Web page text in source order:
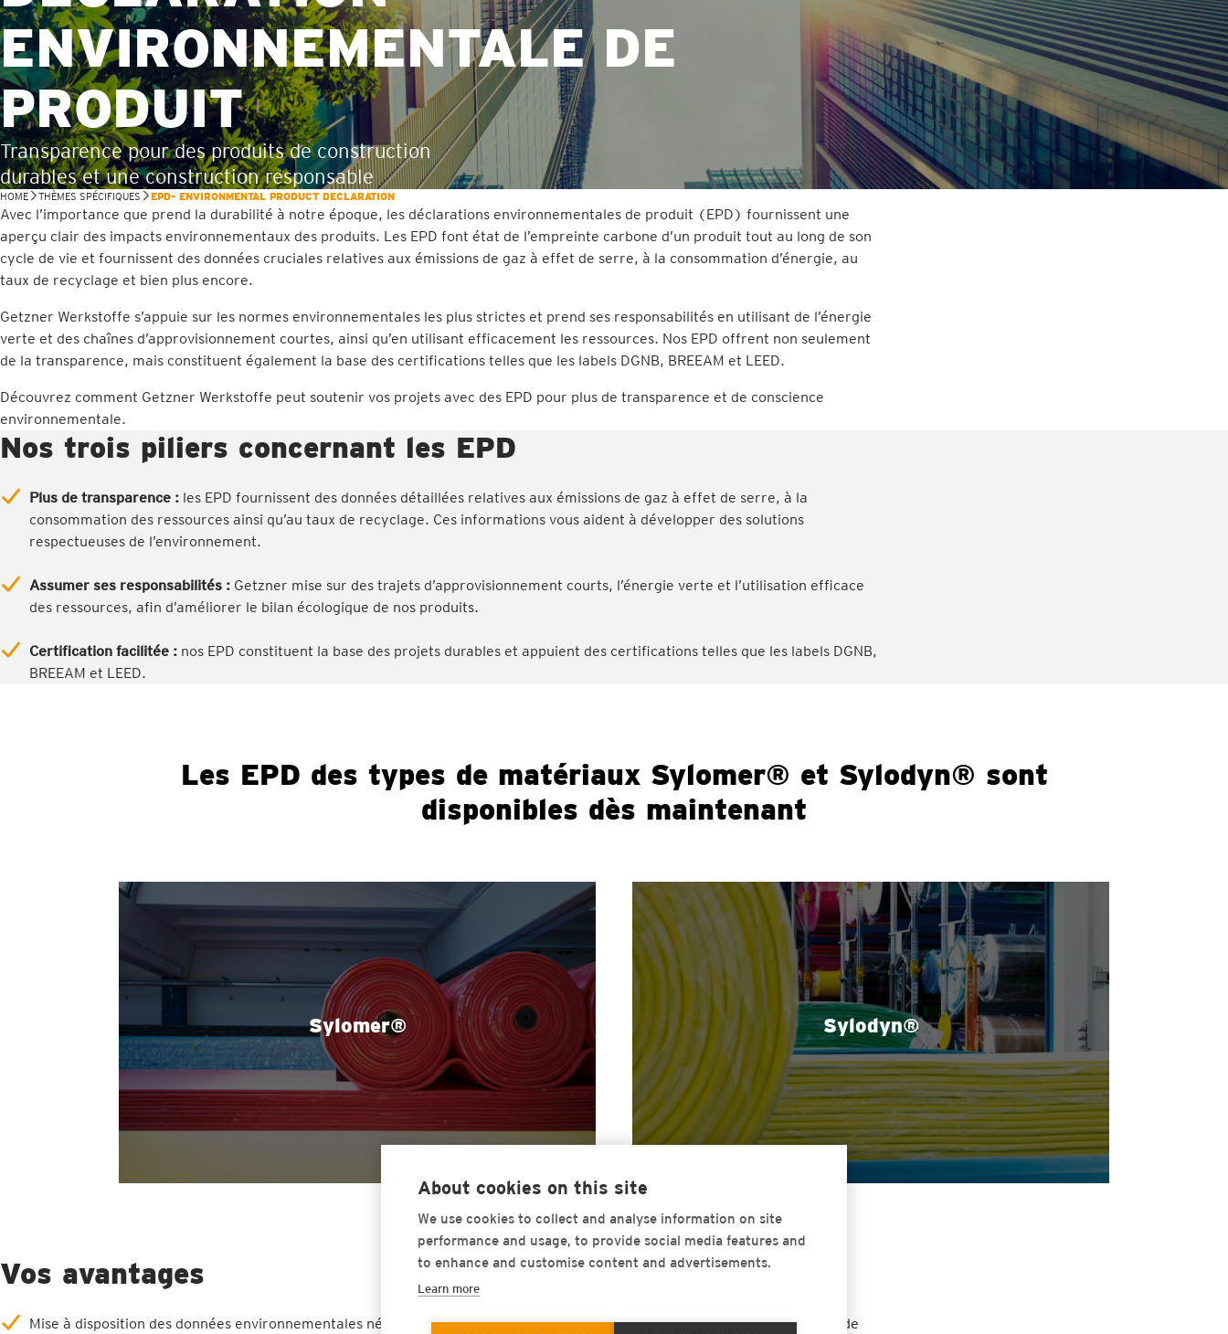
ENVIRONNEMENTALE DE
PRODUIT
Transparence pour des produits de construction
durables et une construction responsable
HOME THÈMES SPÉCIFIQUES EPD- ENVIRONMENTAL PRODUCT DECLARATION
Avec l’importance que prend la durabilité à notre époque, les déclarations environnementales de produit (EPD) fournissent une
aperçu clair des impacts environnementaux des produits. Les EPD font état de l’empreinte carbone d’un produit tout au long de son
cycle de vie et fournissent des données cruciales relatives aux émissions de gaz à effet de serre, à la consommation d’énergie, au
taux de recyclage et bien plus encore.
Getzner Werkstoffe s’appuie sur les normes environnementales les plus strictes et prend ses responsabilités en utilisant de l’énergie
verte et des chaînes d’approvisionnement courtes, ainsi qu’en utilisant efficacement les ressources. Nos EPD offrent non seulement
de la transparence, mais constituent également la base des certifications telles que les labels DGNB, BREEAM et LEED.
Découvrez comment Getzner Werkstoffe peut soutenir vos projets avec des EPD pour plus de transparence et de conscience
environnementale.
Nos trois piliers concernant les EPD
Plus de transparence : les EPD fournissent des données détaillées relatives aux émissions de gaz à effet de serre, à la
consommation des ressources ainsi qu’au taux de recyclage. Ces informations vous aident à développer des solutions
respectueuses de l’environnement.
Assumer ses responsabilités : Getzner mise sur des trajets d’approvisionnement courts, l’énergie verte et l’utilisation efficace
des ressources, afin d’améliorer le bilan écologique de nos produits.
Certification facilitée : nos EPD constituent la base des projets durables et appuient des certifications telles que les labels DGNB,
BREEAM et LEED.
Les EPD des types de matériaux Sylomer® et Sylodyn® sont
disponibles dès maintenant
Sylomer®
Des élastomères dotés de propriétés de suspension et
d’amortissement
Sylodyn®
Des élastomères aux caractéristiques élastiques
exceptionnelles
EN SAVOIR PLUS
Vos avantages
Mise à disposition des données environnementales nécessaires pour répondre aux normes et aux certifications en matière de
About cookies on this site
We use cookies to collect and analyse information on site
performance and usage, to provide social media features and
to enhance and customise content and advertisements.
Learn more